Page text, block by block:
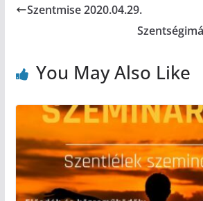
Szentmise 2020.04.29.
You May Also Like